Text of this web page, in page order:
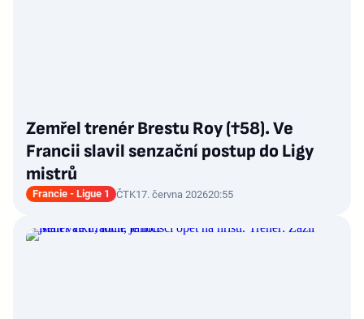
Zemřel trenér Brestu Roy (†58). Ve
Francii slavil senzační postup do Ligy
mistrů
Francie - Ligue 1 ČTK17. června 202620:55